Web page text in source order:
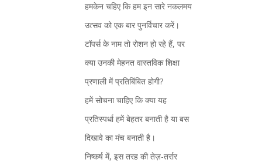
हमकेन चहिए कि हम इन सारे नकलमय
उत्सव को एक बार पुनर्विचार करें।
टॉपर्स के नाम तो रोशन हो रहे हैं, पर
क्या उनकी मेहनत वास्तविक शिक्षा
प्रणाली में प्रतिबिंबित होगी?
हमें सोचना चाहिए कि क्या यह
प्रतिस्पर्धा हमें बेहतर बनाती है या बस
दिखावे का मंच बनाती है।
निष्कर्ष में, इस तरह की तेज़-तर्रार